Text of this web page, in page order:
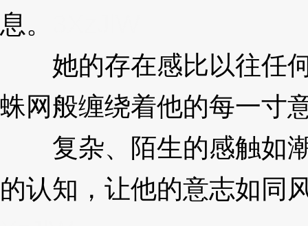
息。
她的存在感比以往任何
蛛网般缠绕着他的每一寸
复杂、陌生的感触如潮
的认知，让他的意志如同